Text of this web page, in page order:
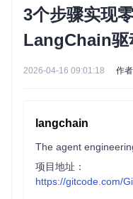
3个步骤实现
LangChain驱
2026-04-16 09:01:18 作
langchain
The agent
项目地址：
https://gitcode.com/